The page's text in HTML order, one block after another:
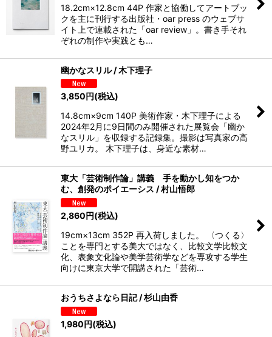
18.2cm×12.8cm 44P 作家と協働してアートブッ
クを主に刊行する出版社・oar press のウェブサ
イト上で連載された「oar review」。書き手それ
ぞれの制作や実践とも…
幽かなスリル / 木下理子
3,850円(税込)
14.8cm×9cm 140P 美術作家・木下理子による
2024年2月に9日間のみ開催された展覧会「幽か
なスリル」を収録する記録集。撮影は写真家の高
野ユリカ。 木下理子は、身近な素材…
東大「芸術制作論」講義 手を動かし知をつか
む、創発のポイエーシス / 村山悟郎
2,860円(税込)
19cm×13cm 352P 再入荷しました。 〈つくる〉
ことを専門とする美大ではなく、比較文学比較文
化、表象文化論や美学芸術学などを専攻する学生
向けに東京大学で開講された「芸術…
おうちさよなら日記 / 杉山由香
1,980円(税込)